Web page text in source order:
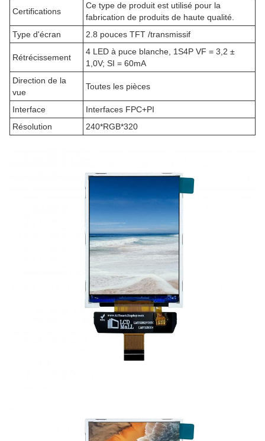
Certifications
Ce type de produit est utilisé pour la
fabrication de produits de haute qualité.
Type d'écran
2.8 pouces TFT /transmissif
Rétrécissement
4 LED à puce blanche, 1S4P VF = 3,2 ±
1,0V; SI = 60mA
Direction de la
vue
Toutes les pièces
Interface
Interfaces FPC+PI
Résolution
240*RGB*320